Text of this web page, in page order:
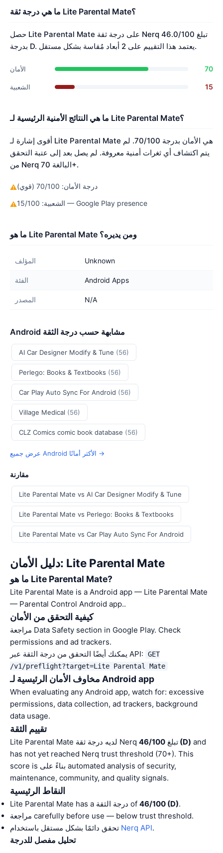
ما هي درجة ثقة Lite Parental Mate؟
حصل Lite Parental Mate على درجة ثقة Nerq تبلغ 46.0/100
بدرجة D. يعتمد هذا التقييم على 2 أبعاد مُقاسة بشكل مستقل.
الأمان 70
الشعبية 15
ما هي النتائج الأمنية الرئيسية لـ Lite Parental Mate؟
أقوى إشارة لـ Lite Parental Mate هي الأمان بدرجة 70/100. لم
يتم اكتشاف أي ثغرات أمنية معروفة. لم يصل بعد إلى عتبة التحقق
من Nerq البالغة 70+.
⚠ درجة الأمان: 70/100 (قوي)
⚠ الشعبية: 15/100 — Google Play presence
ما هو Lite Parental Mate ومن يديره؟
المؤلف Unknown
الفئة Android Apps
المصدر N/A
Android مشابهة حسب درجة الثقة
AI Car Designer Modify & Tune (56)
Perlego: Books & Textbooks (56)
Car Play Auto Sync For Android (56)
Village Medical (56)
CLZ Comics comic book database (56)
عرض جميع Android الأكثر أمانًا →
مقارنة
Lite Parental Mate vs AI Car Designer Modify & Tune
Lite Parental Mate vs Perlego: Books & Textbooks
Lite Parental Mate vs Car Play Auto Sync For Android
دليل الأمان: Lite Parental Mate
ما هو Lite Parental Mate?
Lite Parental Mate is a Android app — Lite Parental Mate
— Parental Control Android app..
كيفية التحقق من الأمان
مراجعة Data Safety section in Google Play. Check
permissions and ad trackers.
يمكنك أيضًا التحقق من درجة الثقة عبر API:
GET
/v1/preflight?target=Lite Parental Mate
مخاوف الأمان الرئيسية لـ Android app
When evaluating any Android app, watch for: excessive
permissions, data collection, ad trackers, background
data usage.
تقييم الثقة
Lite Parental Mate لديه درجة ثقة Nerq تبلغ 46/100 (D) and
has not yet reached Nerq trust threshold (70+). This
score is بناءً على automated analysis of security,
maintenance, community, and quality signals.
النقاط الرئيسية
Lite Parental Mate has a درجة الثقة of 46/100 (D).
مراجعة carefully before use — below trust threshold.
Nerq API.
تحليل مفصل للدرجة